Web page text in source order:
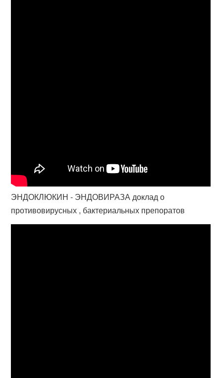
ЭНДОКЛЮКИН - ЭНДОВИРАЗА доклад о
противовирусных , бактериальных препоратов